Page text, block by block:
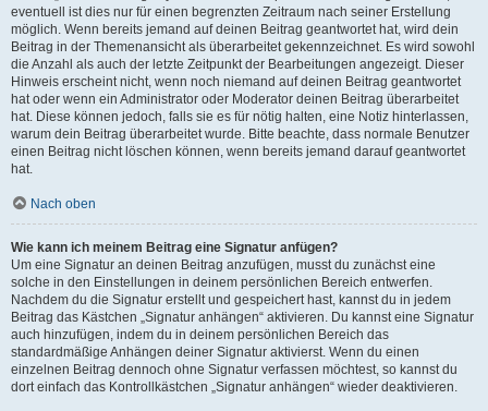
eventuell ist dies nur für einen begrenzten Zeitraum nach seiner Erstellung
möglich. Wenn bereits jemand auf deinen Beitrag geantwortet hat, wird dein
Beitrag in der Themenansicht als überarbeitet gekennzeichnet. Es wird sowohl
die Anzahl als auch der letzte Zeitpunkt der Bearbeitungen angezeigt. Dieser
Hinweis erscheint nicht, wenn noch niemand auf deinen Beitrag geantwortet
hat oder wenn ein Administrator oder Moderator deinen Beitrag überarbeitet
hat. Diese können jedoch, falls sie es für nötig halten, eine Notiz hinterlassen,
warum dein Beitrag überarbeitet wurde. Bitte beachte, dass normale Benutzer
einen Beitrag nicht löschen können, wenn bereits jemand darauf geantwortet
hat.
Nach oben
Wie kann ich meinem Beitrag eine Signatur anfügen?
Um eine Signatur an deinen Beitrag anzufügen, musst du zunächst eine
solche in den Einstellungen in deinem persönlichen Bereich entwerfen.
Nachdem du die Signatur erstellt und gespeichert hast, kannst du in jedem
Beitrag das Kästchen „Signatur anhängen“ aktivieren. Du kannst eine Signatur
auch hinzufügen, indem du in deinem persönlichen Bereich das
standardmäßige Anhängen deiner Signatur aktivierst. Wenn du einen
einzelnen Beitrag dennoch ohne Signatur verfassen möchtest, so kannst du
dort einfach das Kontrollkästchen „Signatur anhängen“ wieder deaktivieren.